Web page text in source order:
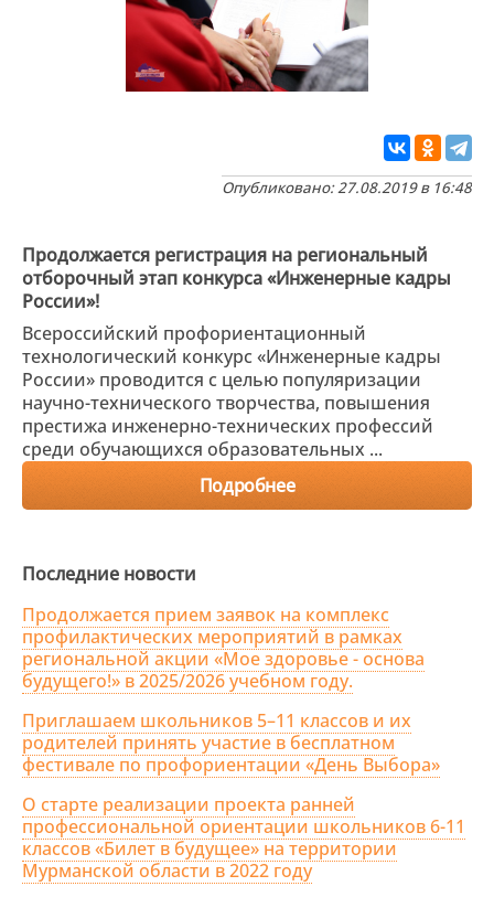
Опубликовано: 27.08.2019 в 16:48
Продолжается регистрация на региональный
отборочный этап конкурса «Инженерные кадры
России»!
Всероссийский профориентационный
технологический конкурс «Инженерные кадры
России» проводится с целью популяризации
научно-технического творчества, повышения
престижа инженерно-технических профессий
среди обучающихся образовательных ...
Подробнее
Последние новости
Продолжается прием заявок на комплекс
профилактических мероприятий в рамках
региональной акции «Мое здоровье - основа
будущего!» в 2025/2026 учебном году.
Приглашаем школьников 5–11 классов и их
родителей принять участие в бесплатном
фестивале по профориентации «День Выбора»
О старте реализации проекта ранней
профессиональной ориентации школьников 6-11
классов «Билет в будущее» на территории
Мурманской области в 2022 году